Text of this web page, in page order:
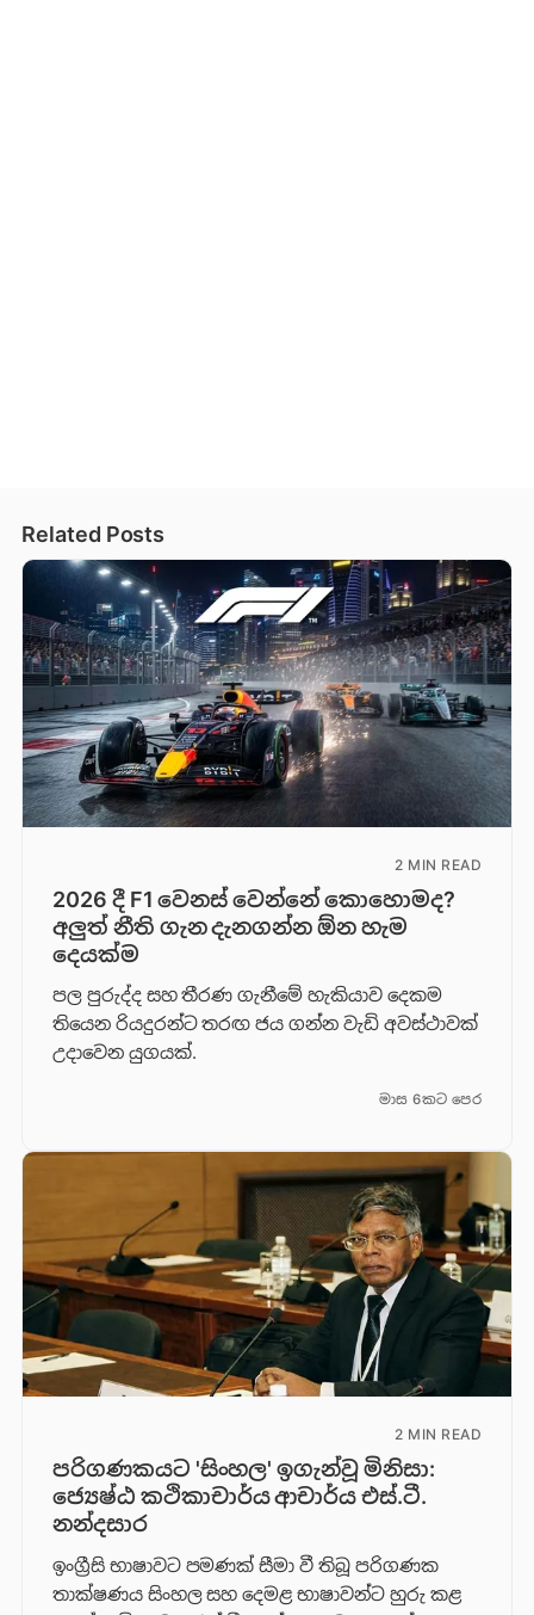
Related Posts
2 MIN READ
2026 දී F1 වෙනස් වෙන්නේ කොහොමද?
අලුත් නීති ගැන දැනගන්න ඕන හැම
දෙයක්ම
පල පුරුද්ද සහ තීරණ ගැනීමේ හැකියාව දෙකම
තියෙන රියදුරන්ට තරඟ ජය ගන්න වැඩි අවස්ථාවක්
උදාවෙන යුගයක්.
මාස 6කට පෙර
2 MIN READ
පරිගණකයට 'සිංහල' ඉගැන්වූ මිනිසා:
ජ්‍යෙෂ්ඨ කථිකාචාර්ය ආචාර්ය එස්.ටී.
නන්දසාර
ඉංග්‍රීසි භාෂාවට පමණක් සීමා වී තිබූ පරිගණක
තාක්ෂණය සිංහල සහ දෙමළ භාෂාවන්ට හුරු කළ